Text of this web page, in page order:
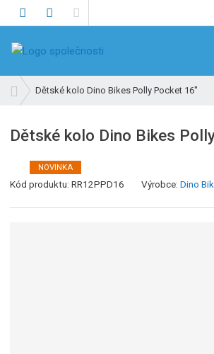
h
d
v
d
s
Dětské kolo Dino Bikes Polly Pocket 16''
Dětské kolo Dino Bikes
NOVINKA
Kód produktu:RR12PPD16 Výrobce:Dino